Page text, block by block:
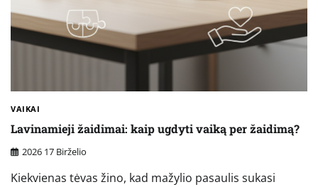
VAIKAI
Lavinamieji žaidimai: kaip ugdyti vaiką per žaidimą?
2026 17 Birželio
Kiekvienas tėvas žino, kad mažylio pasaulis sukasi